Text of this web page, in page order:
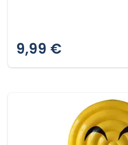
9,99 €